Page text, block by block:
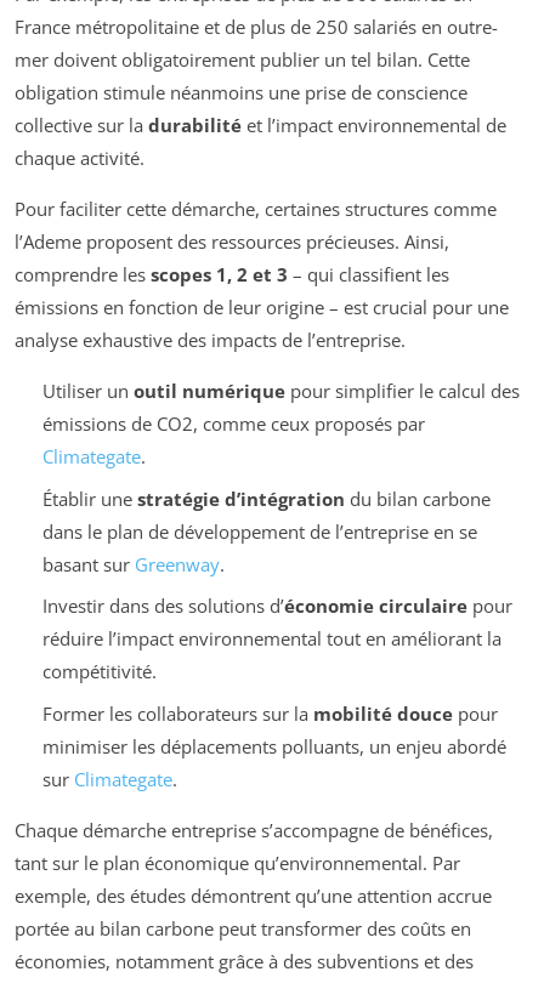
France métropolitaine et de plus de 250 salariés en outre-
mer doivent obligatoirement publier un tel bilan. Cette
obligation stimule néanmoins une prise de conscience
collective sur la durabilité et l’impact environnemental de
chaque activité.
Pour faciliter cette démarche, certaines structures comme
l’Ademe proposent des ressources précieuses. Ainsi,
comprendre les scopes 1, 2 et 3 – qui classifient les
émissions en fonction de leur origine – est crucial pour une
analyse exhaustive des impacts de l’entreprise.
Utiliser un outil numériquepour simplifier le calcul des
émissions de CO2, comme ceux proposés par
Climategate.
Établir une stratégie d’intégration du bilan carbone
dans le plan de développement de l’entreprise en se
basant sur Greenway.
Investir dans des solutions d’économie circulairepour
réduire l’impact environnemental tout en améliorant la
compétitivité.
Former les collaborateurs sur la mobilité doucepour
minimiser les déplacements polluants, un enjeu abordé
sur Climategate.
Chaque démarche entreprise s’accompagne de bénéfices,
tant sur le plan économique qu’environnemental. Par
exemple, des études démontrent qu’une attention accrue
portée au bilan carbone peut transformer des coûts en
économies, notamment grâce à des subventions et des